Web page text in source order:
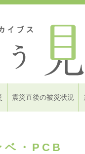
震災直後の被災状況
ベ・PCB